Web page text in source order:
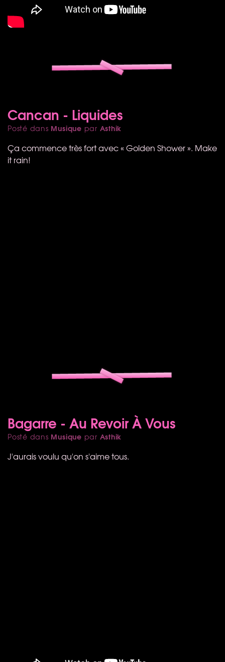
Cancan - Liquides
Posté dans Musique par Asthik
Ça commence très fort avec « Golden Shower ». Make
it rain!
Bagarre - Au Revoir À Vous
Posté dans Musique par Asthik
J'aurais voulu qu'on s'aime tous.